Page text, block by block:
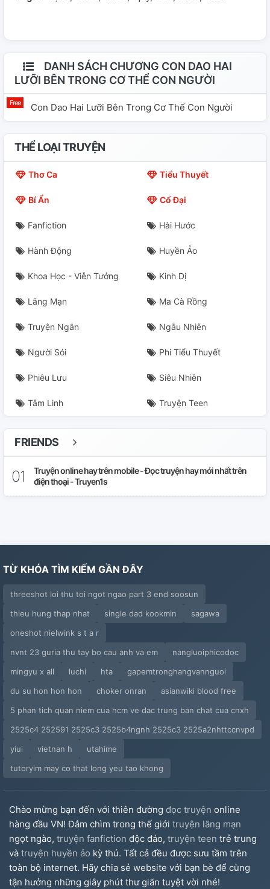
DANH SÁCH CHƯƠNG CON DAO HAI
LƯỠI BÊN TRONG CƠ THỂ CON NGƯỜI
Con Dao Hai Lưỡi Bên Trong Cơ Thể Con Người
THỂ LOẠI TRUYỆN
Thơ Ca Tiểu Thuyết
Bí Ẩn Cổ Đại
Fanfiction Hài Hước
Hành Động Huyền Ảo
Khoa Học - Viễn Tưởng Kinh Dị
Lãng Mạn Ma Cà Rồng
Truyện Ngắn Ngẫu Nhiên
Người Sói Phi Tiểu Thuyết
Phiêu Lưu Siêu Nhiên
Tâm Linh Truyện Teen
FRIENDS
Truyện online hay trên mobile - Đọc truyện hay mới nhất trên
điện thoại - Truyen1s
TỪ KHÓA TÌM KIẾM GẦN ĐÂY
threeshot loi thu toi ngot ngao part 3 end soosun
thieu hung thap nhat
single dad kookmin
sagawa
oneshot nielwink s t a r
nvnt 23 guria thu tay bo cau anh va em
nangluoiphicodoc
mingyu x all
luchi hta
gapemtronghangvannguoi
du su hon hon hon
choker onran
asianwiki blood free
5 phan tich quan niem cua hcm ve dac trung ban chat cua cnxh
2525c4 252591 2525c3 2525b4ngnh 2525c3 2525a2nhttccnvpd
yiui
vietnan h
utahime
tutoryim may co that long yeu tao khong
Chào mừng bạn đến với thiên đường đọc truyện online
hàng đầu VN! Đắm chìm trong thế giới truyện lãng mạn
ngọt ngào, truyện fanfiction độc đáo, truyện teen trẻ trung
và truyện huyền ảo kỳ thú. Tất cả đều được sưu tầm trên
toàn bộ internet. Hãy chia sẻ website với bạn bè để cùng
tận hưởng những giây phút thư giãn tuyệt vời nhé!